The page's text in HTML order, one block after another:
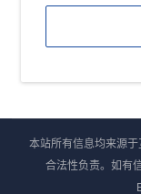
本站所有信息均来源
合法性负责。如有